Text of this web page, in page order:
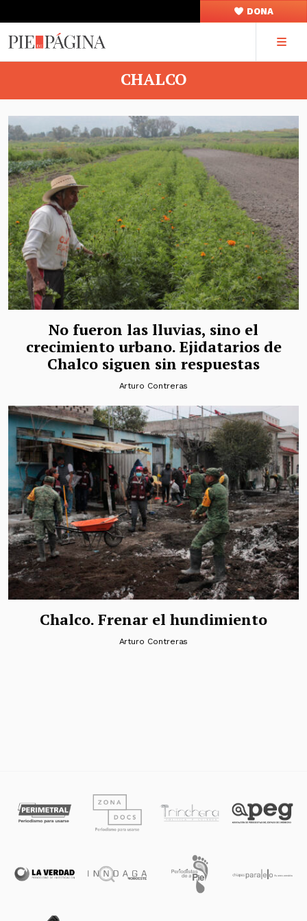
DONA
CHALCO
No fueron las lluvias, sino el
crecimiento urbano. Ejidatarios de
Chalco siguen sin respuestas
Arturo Contreras
Chalco. Frenar el hundimiento
Arturo Contreras